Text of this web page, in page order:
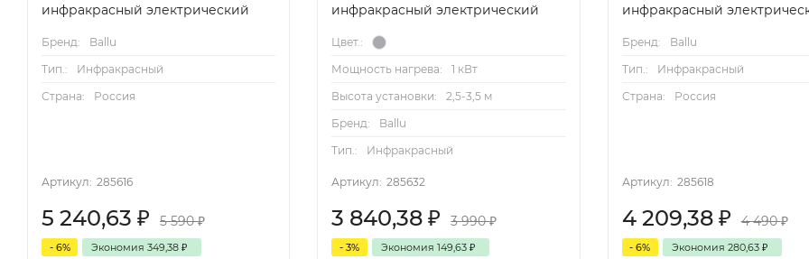
инфракрасный электрический
Бренд:
Ballu
Тип.:
Инфракрасный
Страна:
Россия
Артикул: 285616
5 240,63 ₽ 5 590₽
- 6% Экономия 349,38 ₽
инфракрасный электрический
Цвет.:
Мощность нагрева:
1 кВт
Высота установки:
2,5-3,5 м
Бренд:
Ballu
Тип.:
Инфракрасный
Артикул: 285632
3 840,38₽ 3 990₽
- 3% Экономия149,63₽
инфракрасный
Бренд:
Ballu
Тип.:
Инфракрасный
Страна:
Россия
Артикул: 285618
4 209,38 ₽ 4 490₽
- 6% Экономия 280,63 ₽